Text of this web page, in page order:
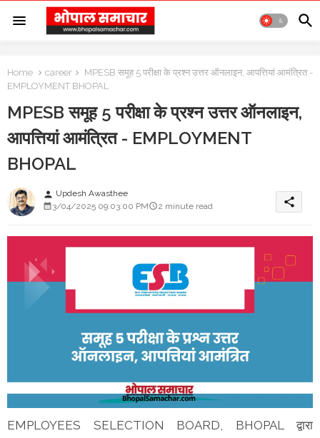
Home career
MPESB समूह 5 परीक्षा के प्रश्न उत्तर ऑनलाइन, आपत्तियां आमंत्रित -
EMPLOYMENT BHOPAL
MPESB समूह 5 परीक्षा के प्रश्न उत्तर ऑनलाइन,
आपत्तियां आमंत्रित - EMPLOYMENT
BHOPAL
person Updesh Awasthee
3/04/2025 09:03:00 PM
2 minute read share
EMPLOYEES SELECTION BOARD, BHOPAL द्वारा